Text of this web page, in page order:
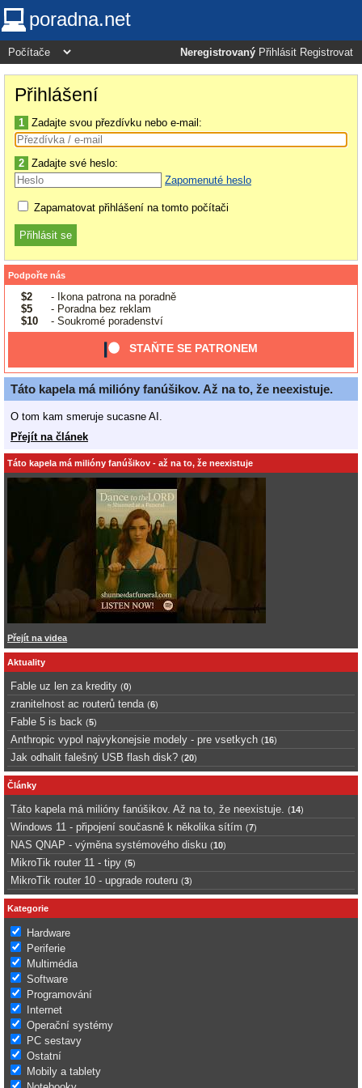
poradna.net
Neregistrovaný Přihlásit Registrovat
Přihlášení
1 Zadajte svou přezdívku nebo e-mail:
2 Zadajte své heslo:
Zapomenuté heslo
Zapamatovat přihlášení na tomto počítači
Podpořte nás
$2
- Ikona patrona na poradně
$5
- Poradna bez reklam
$10
- Soukromé poradenství
STAŇTE SE PATRONEM
Táto kapela má milióny fanúšikov. Až na to, že neexistuje.
O tom kam smeruje sucasne AI.
Přejít na článek
Táto kapela má milióny fanúšikov - až na to, že neexistuje
Přejít na videa
Aktuality
Fable uz len za kredity (0)
zranitelnost ac routerů tenda (6)
Fable 5 is back (5)
Anthropic vypol najvykonejsie modely - pre vsetkych (16)
Jak odhalit falešný USB flash disk? (20)
Články
Táto kapela má milióny fanúšikov. Až na to, že neexistuje. (14)
Windows 11 - připojení současně k několika sítím (7)
NAS QNAP - výměna systémového disku (10)
MikroTik router 11 - tipy (5)
MikroTik router 10 - upgrade routeru (3)
Kategorie
Hardware
Periferie
Multimédia
Software
Programování
Internet
Operační systémy
PC sestavy
Ostatní
Mobily a tablety